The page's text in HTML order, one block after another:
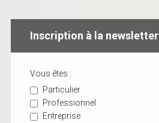
Inscription à la newsletter
Vous êtes :
Particulier
Professionnel
Entreprise